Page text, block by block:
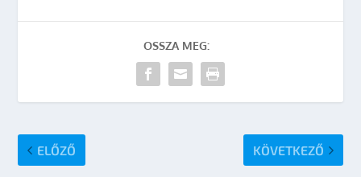
OSSZA MEG:
ELŐZŐ KÖVETKEZŐ